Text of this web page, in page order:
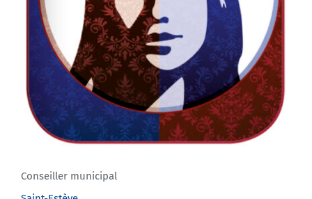
Conseiller municipal